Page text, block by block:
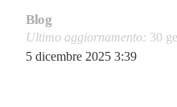
Blog
Ultimo aggiornamento: 30
5 dicembre 2025 3:39